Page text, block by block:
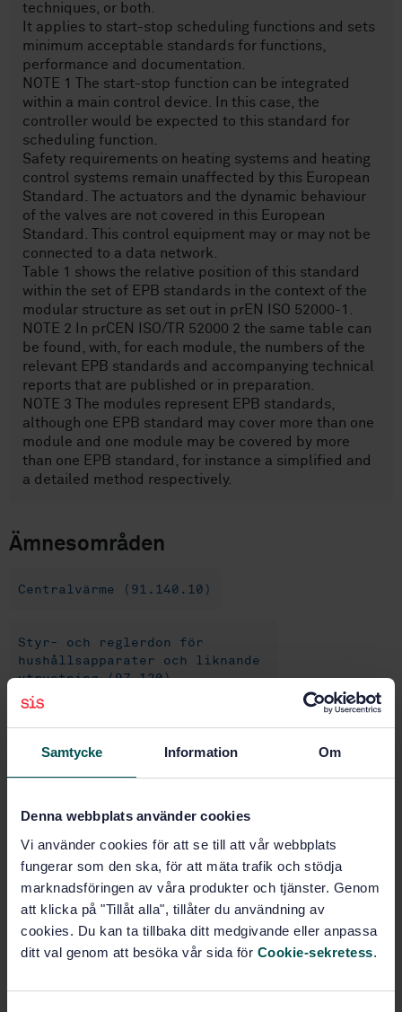
Samtycke Information Om
Denna webbplats använder cookies
Vi använder cookies för att se till att vår webbplats
fungerar som den ska, för att mäta trafik och stödja
marknadsföringen av våra produkter och tjänster. Genom
att klicka på "Tillåt alla", tillåter du användning av
cookies. Du kan ta tillbaka ditt medgivande eller anpassa
ditt val genom att besöka vår sida för Cookie-sekretess.
techniques, or both.
It applies to start-stop scheduling functions and sets
minimum acceptable standards for functions,
performance and documentation.
NOTE 1 The start-stop function can be integrated
within a main control device. In this case, the
controller would be expected to this standard for
scheduling function.
Safety requirements on heating systems and heating
control systems remain unaffected by this European
Standard. The actuators and the dynamic behaviour
of the valves are not covered in this European
Standard. This control equipment may or may not be
connected to a data network.
Table 1 shows the relative position of this standard
within the set of EPB standards in the context of the
modular structure as set out in prEN ISO 52000-1.
NOTE 2 In prCEN ISO/TR 52000 2 the same table can
be found, with, for each module, the numbers of the
relevant EPB standards and accompanying technical
reports that are published or in preparation.
NOTE 3 The modules represent EPB standards,
although one EPB standard may cover more than one
module and one module may be covered by more
than one EPB standard, for instance a simplified and
a detailed method respectively.
Ämnesområden
Centralvärme (91.140.10)
Styr- och reglerdon för
hushållsapparater och liknande
utrustning (97.120)
Köp denna standard
SVENSK STANDARD· SS-EN 12098-5:2017
Styr- och reglerutrustningar för värmesystem - Del 5:
Start-stopp tidsschemafunktioner i utrustning för
värmesystem - Modul M3-5,6,7,8
Prenumerera på standarden - Läs mer
Pris:1 097 SEK